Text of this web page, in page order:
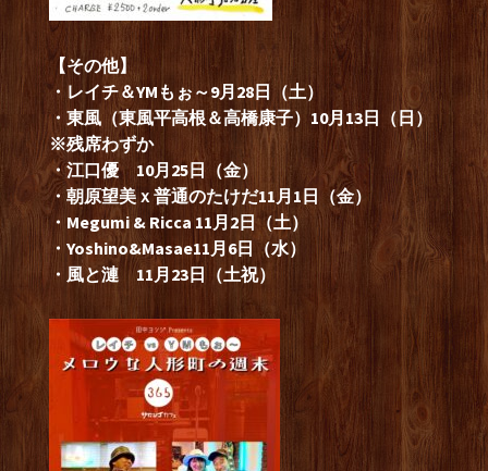
【その他】
・レイチ＆YMもぉ～9月28日（土）
・東風（東風平高根＆高橋康子）10月13日（日）
※残席わずか
・江口優 10月25日（金）
・朝原望美ｘ普通のたけだ11月1日（金）
・Megumi & Ricca 11月2日（土）
・Yoshino&Masae11月6日（水）
・風と漣 11月23日（土祝）